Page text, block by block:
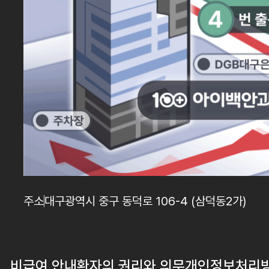
주소대구광역시 중구 동덕로 106-4 (삼덕동2가)